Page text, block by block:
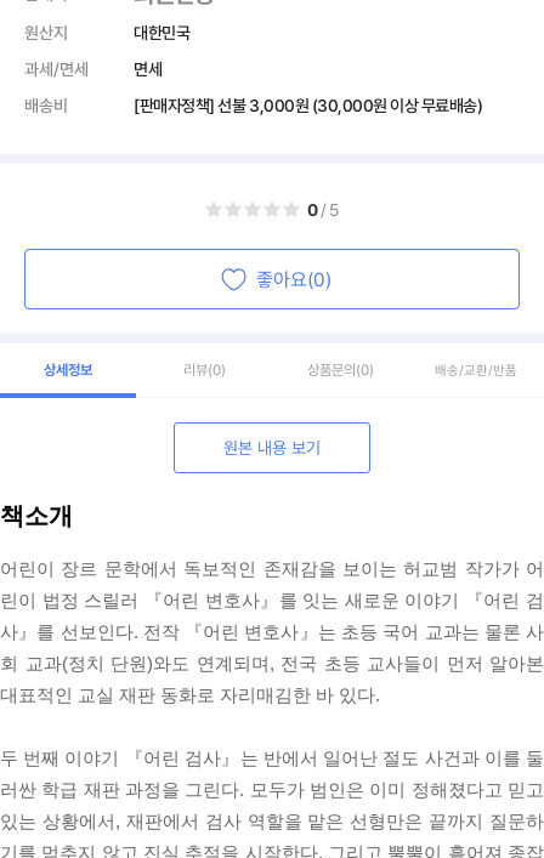
원산지
대한민국
과세/면세
면세
배송비
[판매자정책] 선불 3,000원 (30,000원 이상 무료배송)
0/5
좋아요(0)
상세정보 리뷰(0) 상품문의 (0) 배송/교환/반품
원본 내용 보기
책소개
어린이 장르 문학에서 독보적인 존재감을 보이는 허교범 작가가 어
린이 법정 스릴러 『어린 변호사』를 잇는 새로운 이야기 『어린 검
사』를 선보인다. 전작 『어린 변호사』는 초등 국어 교과는 물론 사
회 교과(정치 단원)와도 연계되며, 전국 초등 교사들이 먼저 알아본
대표적인 교실 재판 동화로 자리매김한 바 있다.
두 번째 이야기 『어린 검사』는 반에서 일어난 절도 사건과 이를 둘
러싼 학급 재판 과정을 그린다. 모두가 범인은 이미 정해졌다고 믿고
있는 상황에서, 재판에서 검사 역할을 맡은 선형만은 끝까지 질문하
기를 멈추지 않고 진실 추적을 시작한다. 그리고 뿔뿔이 흩어져 종잡